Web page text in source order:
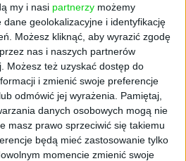
my i nasi partnerzy możemy
geolokalizacyjne i identyfikację
Możesz kliknąć, aby wyrazić zgodę
nas i naszych partnerów
Możesz też uzyskać dostęp do
i zmienić swoje preferencje
odmówić jej wyrażenia.
Pamiętaj,
danych osobowych mogą nie
masz prawo sprzeciwić się takiemu
będą mieć zastosowanie tylko
momencie zmienić swoje
hrk